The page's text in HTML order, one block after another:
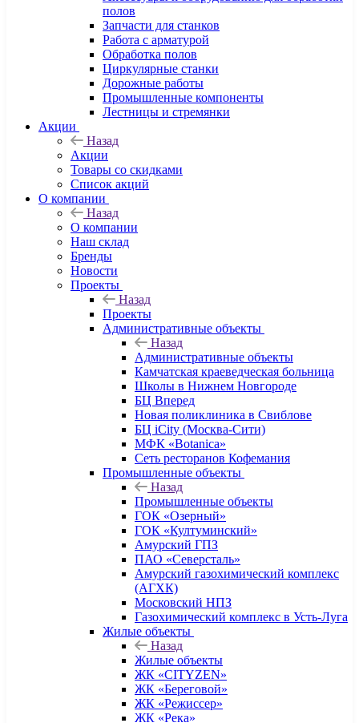
полов
Запчасти для станков
Работа с арматурой
Обработка полов
Циркулярные станки
Дорожные работы
Промышленные компоненты
Лестницы и стремянки
Акции
Назад
Акции
Товары со скидками
Список акций
О компании
Назад
О компании
Наш склад
Бренды
Новости
Проекты
Назад
Проекты
Административные объекты
Назад
Административные объекты
Камчатская краеведческая больница
Школы в Нижнем Новгороде
БЦ Вперед
Новая поликлиника в Свиблове
БЦ iCity (Москва-Сити)
МФК «Botanica»
Сеть ресторанов Кофемания
Промышленные объекты
Назад
Промышленные объекты
ГОК «Озерный»
ГОК «Култуминский»
Амурский ГПЗ
ПАО «Северсталь»
Амурский газохимический комплекс
(АГХК)
Московский НПЗ
Газохимический комплекс в Усть-Луга
Жилые объекты
Назад
Жилые объекты
ЖК «CITYZEN»
ЖК «Береговой»
ЖК «Режиссер»
ЖК «Река»